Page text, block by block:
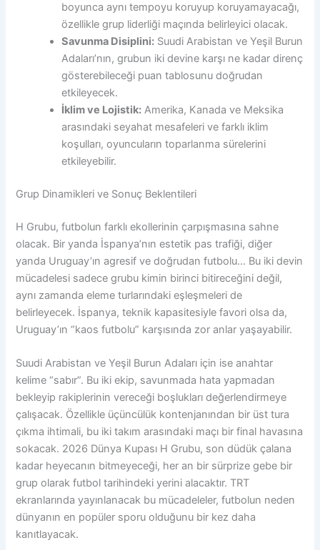
boyunca aynı tempoyu koruyup koruyamayacağı,
özellikle grup liderliği maçında belirleyici olacak.
Savunma Disiplini: Suudi Arabistan ve Yeşil Burun
Adaları’nın, grubun iki devine karşı ne kadar direnç
gösterebileceği puan tablosunu doğrudan
etkileyecek.
İklim ve Lojistik: Amerika, Kanada ve Meksika
arasındaki seyahat mesafeleri ve farklı iklim
koşulları, oyuncuların toparlanma sürelerini
etkileyebilir.
Grup Dinamikleri ve Sonuç Beklentileri
H Grubu, futbolun farklı ekollerinin çarpışmasına sahne
olacak. Bir yanda İspanya’nın estetik pas trafiği, diğer
yanda Uruguay’ın agresif ve doğrudan futbolu… Bu iki devin
mücadelesi sadece grubu kimin birinci bitireceğini değil,
aynı zamanda eleme turlarındaki eşleşmeleri de
belirleyecek. İspanya, teknik kapasitesiyle favori olsa da,
Uruguay’ın “kaos futbolu” karşısında zor anlar yaşayabilir.
Suudi Arabistan ve Yeşil Burun Adaları için ise anahtar
kelime “sabır”. Bu iki ekip, savunmada hata yapmadan
bekleyip rakiplerinin vereceği boşlukları değerlendirmeye
çalışacak. Özellikle üçüncülük kontenjanından bir üst tura
çıkma ihtimali, bu iki takım arasındaki maçı bir final havasına
sokacak. 2026 Dünya Kupası H Grubu, son düdük çalana
kadar heyecanın bitmeyeceği, her an bir sürprize gebe bir
grup olarak futbol tarihindeki yerini alacaktır. TRT
ekranlarında yayınlanacak bu mücadeleler, futbolun neden
dünyanın en popüler sporu olduğunu bir kez daha
kanıtlayacak.